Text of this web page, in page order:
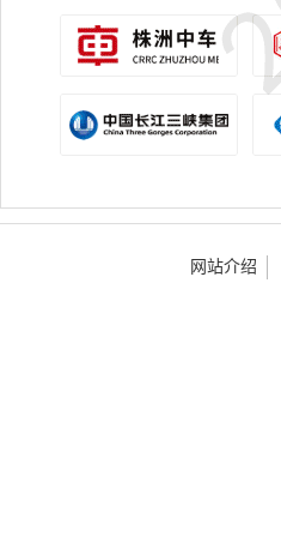
网站介绍